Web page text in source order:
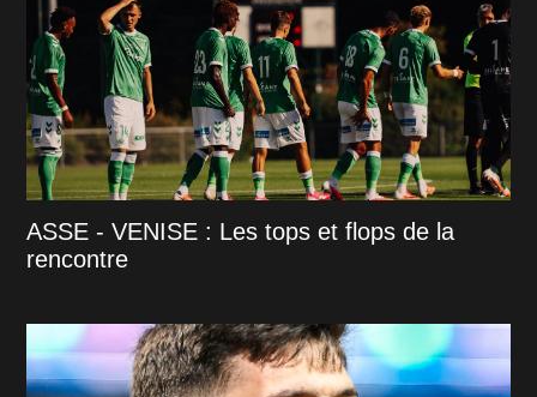
ASSE - VENISE : Les tops et flops de la
rencontre